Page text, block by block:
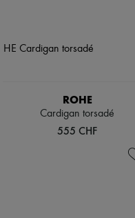
ROHE
Cardigan torsadé
555 CHF